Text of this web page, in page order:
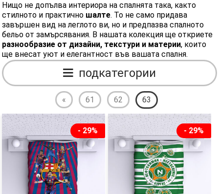
Нищо не допълва интериора на спалнята така, както
стилното и практично шалте. То не само придава
завършен вид на леглото ви, но и предпазва спалното
бельо от замърсявания. В нашата колекция ще откриете
разнообразие от дизайни, текстури и материи, които
ще внесат уют и елегантност във вашата спалня.
подкатегории
« 61 62 63
- 29% - 29%